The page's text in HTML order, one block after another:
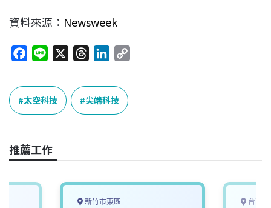
資料來源： Newsweek
c
e
b
o
k
n
e
r
e
a
n
k
e
n
k
太空科技 尖端科技
推薦工作
新竹市東區 台南